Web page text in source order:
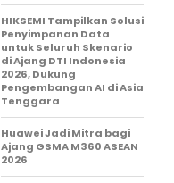
HIKSEMI Tampilkan Solusi
Penyimpanan Data
untuk Seluruh Skenario
di Ajang DTI Indonesia
2026, Dukung
Pengembangan AI di Asia
Tenggara
Huawei Jadi Mitra bagi
Ajang GSMA M360 ASEAN
2026